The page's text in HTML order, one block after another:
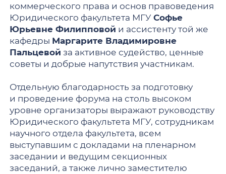
коммерческого права и основ правоведения
Юридического факультета МГУСофье
Юрьевне Филипповой и ассистенту той же
кафедры Маргарите Владимировне
Пальцевой за активное судейство, ценные
советы и добрые напутствия участникам.
Отдельную благодарность за подготовку
и проведение форума на столь высоком
уровне организаторы выражают руководству
Юридического факультета МГУ, сотрудникам
научного отдела факультета, всем
выступавшим с докладами на пленарном
заседании и ведущим секционных
заседаний, а также лично заместителю